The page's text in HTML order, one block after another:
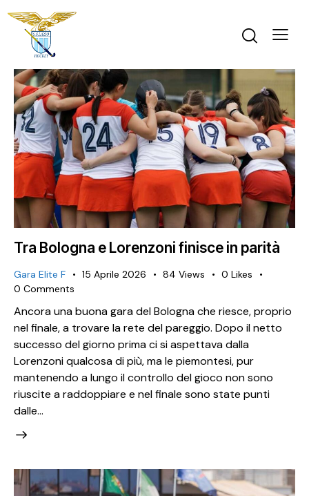
Tra Bologna e Lorenzoni finisce in parità
Gara Elite F 15 Aprile 2026 84 Views 0 Likes
0 Comments
Ancora una buona gara del Bologna che riesce, proprio
nel finale, a trovare la rete del pareggio. Dopo il netto
successo del giorno prima ci si aspettava dalla
Lorenzoni qualcosa di più, ma le piemontesi, pur
mantenendo a lungo il controllo del gioco non sono
riuscite a raddoppiare e nel finale sono state punti
dalle…